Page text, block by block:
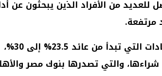
للعديد من الأفراد الذين يبحثون عن
مرتفعة.
ويمكن للمستثمرين اختيار الشهادات التي تبدأ من عائد 23.5% إلى 30%،
والتي تصدرها بنوك مصر